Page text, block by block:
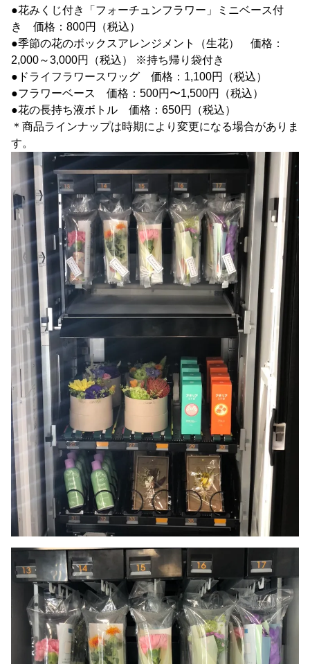
●花みくじ付き「フォーチュンフラワー」ミニベース付
き 価格：800円（税込）
●季節の花のボックスアレンジメント（生花） 価格：
2,000～3,000円（税込） ※持ち帰り袋付き
●ドライフラワースワッグ 価格：1,100円（税込）
●フラワーベース 価格：500円〜1,500円（税込）
●花の長持ち液ボトル 価格：650円（税込）
＊商品ラインナップは時期により変更になる場合がありま
す。